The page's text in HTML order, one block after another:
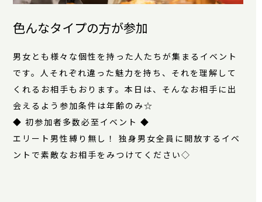
色んなタイプの方が参加
男女とも様々な個性を持った人たちが集まるイベント
です。人それぞれ違った魅力を持ち、それを理解して
くれるお相手もおります。本日は、そんなお相手に出
会えるよう参加条件は年齢のみ☆
◆ 初参加者多数必至イベント ◆
エリート男性縛り無し！ 独身男女全員に開放するイベ
ントで素敵なお相手をみつけてください◇